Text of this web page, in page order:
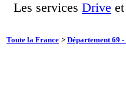
Les services Drive et
Toute la France > Département 69 -